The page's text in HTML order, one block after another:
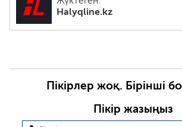
Halyqline.kz
Пікірлер жоқ. Бірінші
Пікір жазыңыз